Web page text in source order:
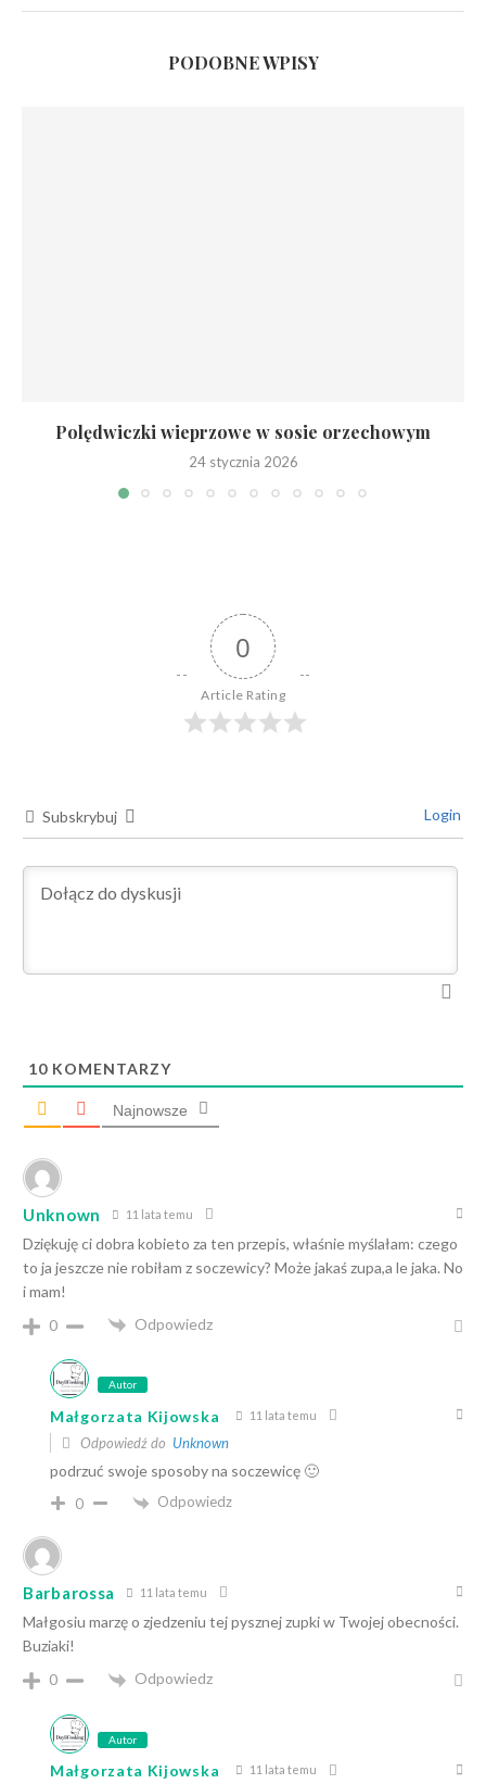
PODOBNE WPISY
Polędwiczki wieprzowe w sosie orzechowym
24 stycznia 2026
0
Article Rating
Subskrybuj Login
10 KOMENTARZY
Najnowsze
Unknown 11 lata temu
Dziękuję ci dobra kobieto za ten przepis, właśnie myślałam: czego
to ja jeszcze nie robiłam z soczewicy? Może jakaś zupa,a le jaka. No
i mam!
0
Odpowiedz
Autor
Małgorzata Kijowska 11 lata temu
Odpowiedź do Unknown
podrzuć swoje sposoby na soczewicę 🙂
0 Odpowiedz
Barbarossa 11 lata temu
Małgosiu marzę o zjedzeniu tej pysznej zupki w Twojej obecności.
Buziaki!
0
Odpowiedz
Autor
Małgorzata Kijowska 11 lata temu